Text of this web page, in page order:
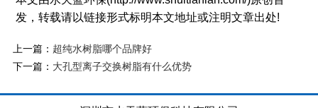
发，转载请以链接形式标明本文地址或注明文章出处!
上一篇： 超纯水树脂哪个品牌好
下一篇： 大孔型离子交换树脂有什么优势